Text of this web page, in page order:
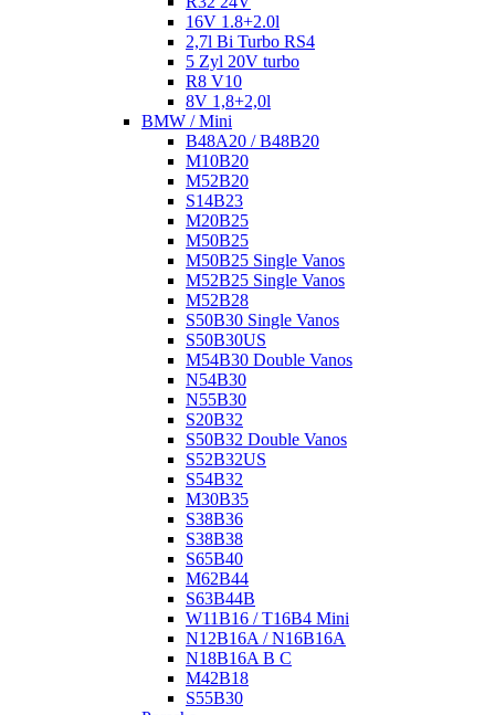
16V 1.8+2.0l
2,7l Bi Turbo RS4
5 Zyl 20V turbo
R8 V10
8V 1,8+2,0l
BMW / Mini
B48A20 / B48B20
M10B20
M52B20
S14B23
M20B25
M50B25
M50B25 Single Vanos
M52B25 Single Vanos
M52B28
S50B30 Single Vanos
S50B30US
M54B30 Double Vanos
N54B30
N55B30
S20B32
S50B32 Double Vanos
S52B32US
S54B32
M30B35
S38B36
S38B38
S65B40
M62B44
S63B44B
W11B16 / T16B4 Mini
N12B16A / N16B16A
N18B16A B C
M42B18
S55B30